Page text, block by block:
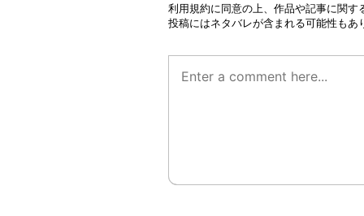
利用規約に同意の上、作品や記事に関
投稿にはネタバレが含まれる可能性も